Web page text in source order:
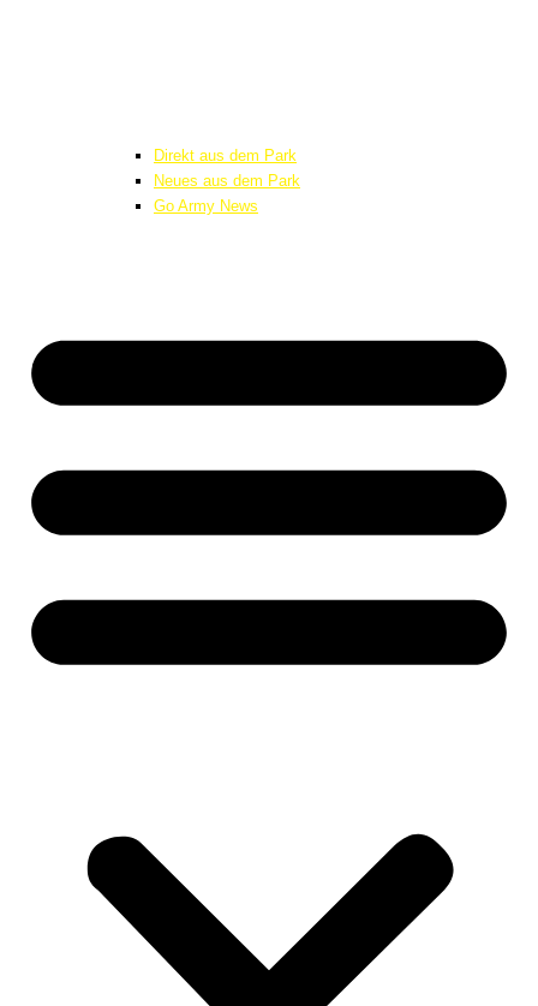
Direkt aus dem Park
Neues aus dem Park
Go Army News